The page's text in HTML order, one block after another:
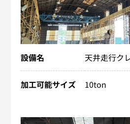
設備名 天井走行ク
加工可能サイズ 10ton